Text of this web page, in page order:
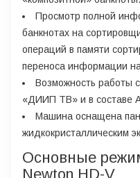
Просмотр полной
банкнотах на
операций в памяти
переноса информации
Возможность работы
«ДИИП ТВ» и в составе
Машина оснащена
жидкокристаллическим
Основные
Newton HD-V